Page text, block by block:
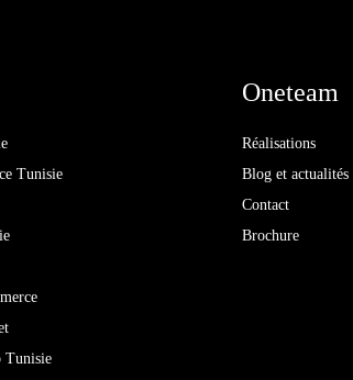
Tunisie
Tunisie
Oneteam
Réalisations
Blog et actualités
Contact
Brochure